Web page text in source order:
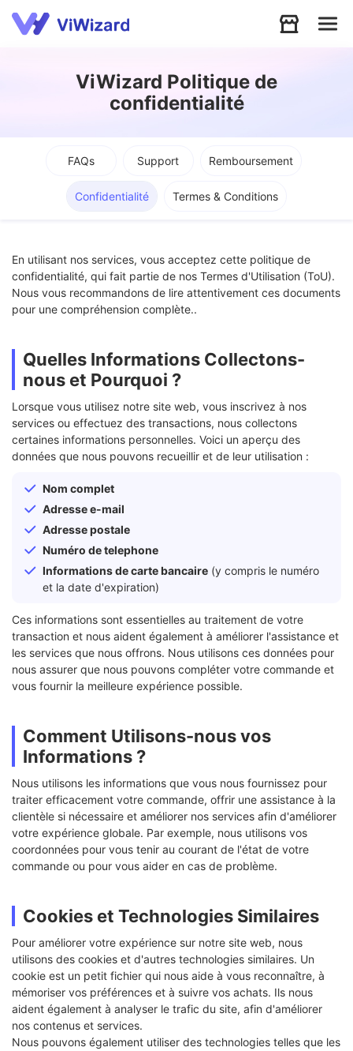
Boutique
ViWizard Politique de
confidentialité
FAQs Support Remboursement
Confidentialité Termes & Conditions
En utilisant nos services, vous acceptez cette politique de
confidentialité, qui fait partie de nos Termes d'Utilisation (ToU).
Nous vous recommandons de lire attentivement ces documents
pour une compréhension complète..
Quelles Informations Collectons-
nous et Pourquoi ?
Lorsque vous utilisez notre site web, vous inscrivez à nos
services ou effectuez des transactions, nous collectons
certaines informations personnelles. Voici un aperçu des
données que nous pouvons recueillir et de leur utilisation :
Nom complet
Adresse e-mail
Adresse postale
Numéro de telephone
Informations de carte bancaire (y compris le numéro
et la date d'expiration)
Ces informations sont essentielles au traitement de votre
transaction et nous aident également à améliorer l'assistance et
les services que nous offrons. Nous utilisons ces données pour
nous assurer que nous pouvons compléter votre commande et
vous fournir la meilleure expérience possible.
Comment Utilisons-nous vos
Informations ?
Nous utilisons les informations que vous nous fournissez pour
traiter efficacement votre commande, offrir une assistance à la
clientèle si nécessaire et améliorer nos services afin d'améliorer
votre expérience globale. Par exemple, nous utilisons vos
coordonnées pour vous tenir au courant de l'état de votre
commande ou pour vous aider en cas de problème.
Cookies et Technologies Similaires
Pour améliorer votre expérience sur notre site web, nous
utilisons des cookies et d'autres technologies similaires. Un
cookie est un petit fichier qui nous aide à vous reconnaître, à
mémoriser vos préférences et à suivre vos achats. Ils nous
aident également à analyser le trafic du site, afin d'améliorer
nos contenus et services.
Nous pouvons également utiliser des technologies telles que les